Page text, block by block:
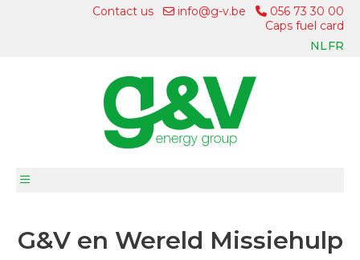
Contact us info@g-v.be
056 73 30 00
Caps fuel card
NLFR
G&V en Wereld Missiehulp